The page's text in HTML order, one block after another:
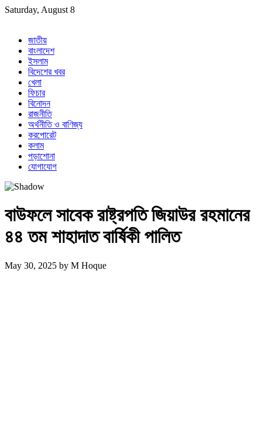
Skip
Saturday, August 8
জাতীয়
বাংলাদেশ
ইসলাম
বিদেশের খবর
খেলা
ফিচার
বিনোদন
রাজনীতি
অর্থনীতি ও বাণিজ্য
করপোরেট
কলাম
পড়াশোনা
যোগাযোগ
বাউফলে সাবেক রাষ্ট্রপতি জিয়াউর রহমানের
৪৪ তম শাহাদাত বার্ষিকী পালিত
May 30, 2025 by M Hoque